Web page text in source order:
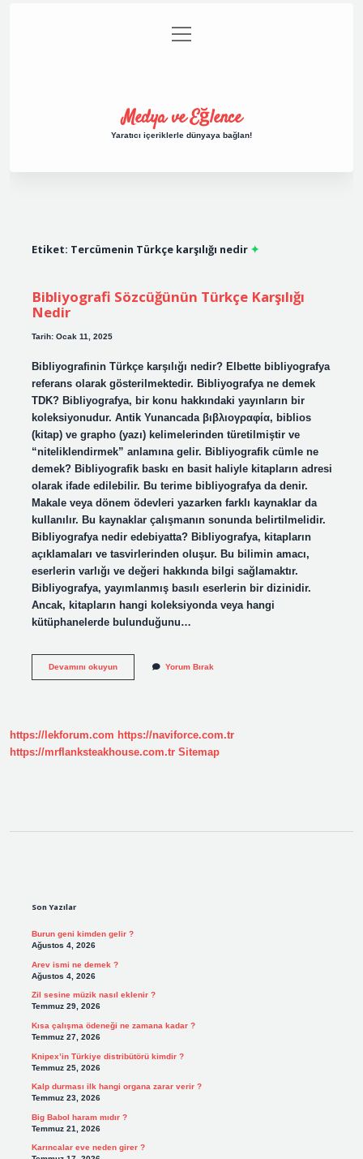
Gizlilik Politikası
menüyü
aç
Medya ve Eğlence
Yaratıcı içeriklerle dünyaya bağlan!
Etiket: Tercümenin Türkçe karşılığı nedir
Bibliyografi Sözcüğünün Türkçe Karşılığı
Nedir
Tarih: Ocak 11, 2025
Bibliyografinin Türkçe karşılığı nedir? Elbette bibliyografya
referans olarak gösterilmektedir. Bibliyografya ne demek
TDK? Bibliyografya, bir konu hakkındaki yayınların bir
koleksiyonudur. Antik Yunancada βιβλιογραφία, biblios
(kitap) ve grapho (yazı) kelimelerinden türetilmiştir ve
“niteliklendirmek” anlamına gelir. Bibliyografik cümle ne
demek? Bibliyografik baskı en basit haliyle kitapların adresi
olarak ifade edilebilir. Bu terime bibliyografya da denir.
Makale veya dönem ödevleri yazarken farklı kaynaklar da
kullanılır. Bu kaynaklar çalışmanın sonunda belirtilmelidir.
Bibliyografya nedir edebiyatta? Bibliyografya, kitapların
açıklamaları ve tasvirlerinden oluşur. Bu bilimin amacı,
eserlerin varlığı ve değeri hakkında bilgi sağlamaktır.
Bibliyografya, yayımlanmış basılı eserlerin bir dizinidir.
Ancak, kitapların hangi koleksiyonda veya hangi
kütüphanelerde bulunduğunu…
Devamını okuyunBibliyografi Yorum Bırak
https://lekforum.com https://naviforce.com.tr
https://mrflanksteakhouse.com.tr Sitemap
Son Yazılar
Burun geni kimden gelir ?
Ağustos 4, 2026
Arev ismi ne demek ?
Ağustos 4, 2026
Zil sesine müzik nasıl eklenir ?
Temmuz 29, 2026
Kısa çalışma ödeneği ne zamana kadar ?
Temmuz 27, 2026
Knipex’in Türkiye distribütörü kimdir ?
Temmuz 25, 2026
Kalp durması ilk hangi organa zarar verir ?
Temmuz 23, 2026
Big Babol haram mıdır ?
Temmuz 21, 2026
Karıncalar eve neden girer ?